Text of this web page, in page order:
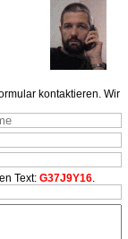
kontaktieren. Wir
Text: G37J9Y16.